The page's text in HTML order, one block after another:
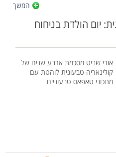
המשך
יום הולדת בניחוח
אורי שביט מסכמת ארבע שנים של
קולינאריה טבעונית לוהטת עם
מתכוני טאפאס טבעוניים